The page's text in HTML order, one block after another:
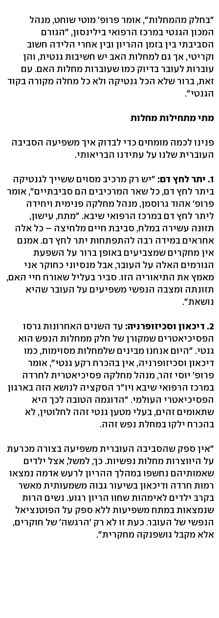
"בחלק מהמחלות", אומר פרופ' מוטי שוחט, מנהל
המכון הגנטי במרכז הרפואי בילינסון, "הגורם
הסביבתי בין בזמן ההריון ובין אחרי הלידה חשוב
וקריטי, אך גם למחלות האב יש חשיבות גנטית, והן
עוברות לעובר בדיוק כמו שעוברות מחלות האם. עם
זאת, ברור שלא הכל גנטיקה ולא כל מחלה מקורה בקוד
הגנטי".
מתי מתחילות מחלות
פנינו לכמה מומחים כדי לבדוק איך משפיעה הסביבה
העוברית שלנו על עתידנו הבריאותי.
1. יתר לחץ דם:
"יש רק מרכיב מסוים ששייך לגנטיקה
ביתר לחץ דם, כל שאר המרכיבים הם סביבתיים", אומר
פרופ' אהוד גרוסמן, מנהל מחלקה פנימית ויחידה
ליתר לחץ דם במרכז הרפואי שיבא. "מתח, עישון,
תזונה עשירה במלח, סביבת חיים מלחיצה – כל אלה
אחראים במידה רבה להתפתחות יתר לחץ דם. אמנם
אין מחקרים שמצביעים באופן ברור על השפעת
הגורמים האלה על העובר, אבל מנסיוני כחוקר אני
מאמץ את התיאוריה הזו. סביר בעליל שאורח חיי האם,
תזונתה ומצבה הנפשי משפיעים על העובר שהיא
נושאת".
2. דיכאון וסכיזופרניה:
עד השנים האחרונות גרסו
הפסיכיאטרים שמקורן של חלק ממחלות הנפש הוא
גנטי. "היום אנחנו מבינים שלמחלות מסוימות, כמו
דיכאון וסכיזופרניה, אין בהכרח רקע גנטי", אומר
פרופ' יוסי זהר, מנהל מחלקה פסיכיאטרית לחרדה
במרכז הרפואי שיבא ויו"ר הסקציה לנושא הזה בארגון
הפסיכיאטרי העולמי. "הדוגמה הטובה לכך היא
שתאומים זהים, בעלי מטען גנטי זהה לחלוטין, לא
בהכרח ילקו במחלת נפש זהה.
"אין ספק שהסביבה העוברית משפיעה בצורה מכרעת
על היווצרות מחלות נפשיות. כך, למשל, אצל ילדים
שאמותיהם נחשפו במהלך ההריון לרעש אדמה נמצאו
רמות חרדה ודיכאון בשיעור גבוה משמעותית מאשר
בקרב ילדים לאימהות שחוו הריון רגוע. נשים הרות
שנמצאות במתח משפיעות ללא ספק על הפוטנציאל
הנפשי של העובר. כעת זו לא רק 'הרגשה' של חוקרים,
אלא מקבל גושפנקה מחקרית".